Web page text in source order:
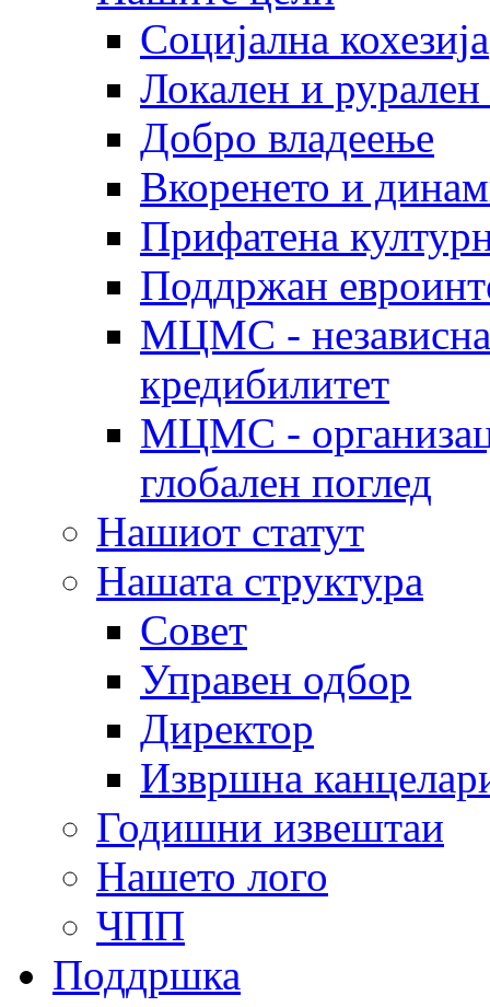
Социјална кохезија
Локален и рурален
Добро владеење
Вкоренето и
Прифатена
Поддржан
МЦМС - независна
кредибилитет
МЦМС -
глобален поглед
Нашиот статут
Нашата структура
Совет
Управен одбор
Директор
Извршна
Годишни извештаи
Нашето лого
ЧПП
Поддршка